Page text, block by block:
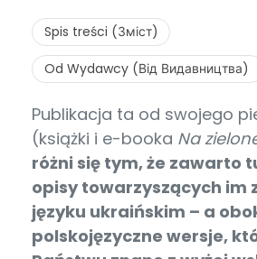
Spis treści (Зміст)
Od Wydawcy (Від Видавництва)
Publikacja ta od swojego
(książki i e-booka Na
różni się tym, że zawarto
opisy towarzyszących im
języku ukraińskim – a
polskojęzyczne wersje,